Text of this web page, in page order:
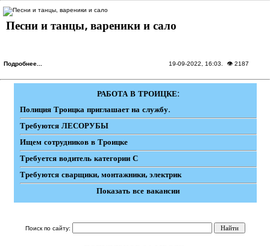
Песни и танцы, вареники и сало
Подробнее... 19-09-2022, 16:03 . 👁 2187
РАБОТА В ТРОИЦКЕ:
Полиция Троицка приглашает на службу.
Требуются ЛЕСОРУБЫ
Ищем сотрудников в Троицке
Требуется водитель категории С
Требуются сварщики, монтажники, электрик
Показать все вакансии
Поиск по сайту: